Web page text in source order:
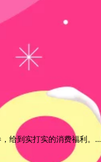
给到实打实的消费福利。...